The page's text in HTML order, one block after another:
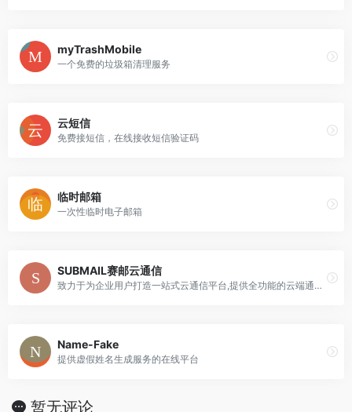
myTrashMobile
一个免费的垃圾箱清理服务
云短信
免费接短信，在线接收短信验证码
临时邮箱
一次性临时电子邮箱
SUBMAIL赛邮云通信
致力于为企业用户打造一站式云通信平台,提供全功能的云端通信服务、互联网营销能力、企业PaaS服务
Name-Fake
提供虚假姓名生成服务的在线平台
暂无评论